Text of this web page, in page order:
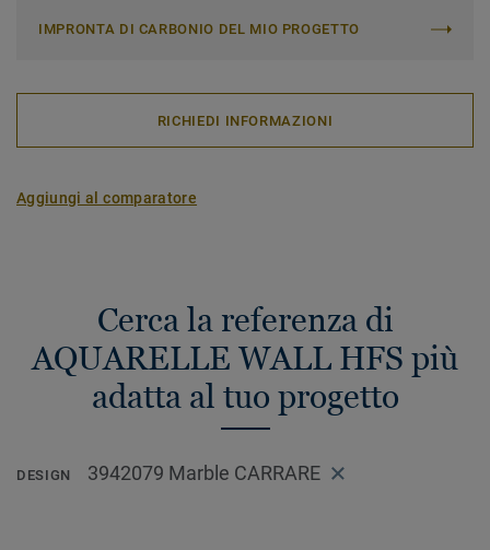
IMPRONTA DI CARBONIO DEL MIO PROGETTO
RICHIEDI INFORMAZIONI
Aggiungi al comparatore
Cerca la referenza di
AQUARELLE WALL HFS più
adatta al tuo progetto
DESIGN 3942079 Marble CARRARE